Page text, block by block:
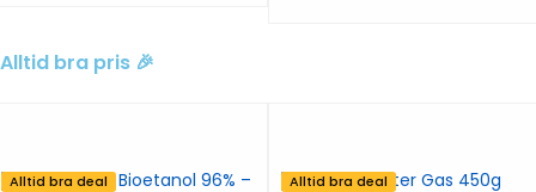
Alltid bra pris 🎉
Alltid bra deal Alltid bra deal